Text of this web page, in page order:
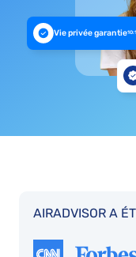
Vie privée garantie
AIRADVISOR A